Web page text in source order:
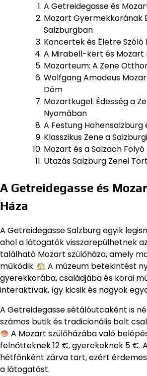
A Getreidegasse és
Mozart Gyermekkorának
Salzburgban
Koncertek és Életre Szóló
A Mirabell-kert és Mozart
Mozarteum: A Zene
Wolfgang Amadeus
Dóm
Mozartkugel: Édesség a
Nyomában
A Festung Hohensalzburg
Klasszikus Zene a
Mozart és a Salzach
Utazás Salzburg Zenei
A Getreidegasse és
Háza
A Getreidegasse Salzburg egyik
ahol a látogatók visszarepülhetnek
található Mozart szülőháza, amely
működik.
A múzeum betekintést
gyerekkorába, családjába és korai
interaktívak, így kicsik és nagyok
A Getreidegasse sétálóutcaként is
számos butik és tradicionális bolt
A Mozart szülőházába való
felnőtteknek 12 €, gyerekeknek 5 €.
hétfőnként zárva tart, ezért
a látogatást.